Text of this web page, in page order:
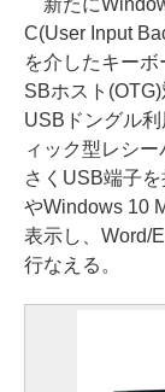
新たに
C(User Input
を介したキー
SBホスト
USBドングル
ィック型レシ
さくUSB端子
やWindows 10
表示し、Word/
行なえる。